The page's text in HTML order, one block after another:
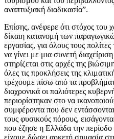
αναπτυξιακή διαδικασία”.
Επίσης, ανέφερε ότι στόχος του
δίκαιη κατανομή των
εργασίας, για όλους τους
να γίνει με μια συνετή
στηρίζεται στις αρχές της
όλες τις προκλήσεις της
τρέχουμε πίσω από τα
διαχρονικά οι παλιότερες
περιορίστηκαν στο να
συμφέροντα που δεν
τους φυσικούς πόρους,
που έζησε η Ελλάδα την
είχαμε δώσει αρκετή σημασία